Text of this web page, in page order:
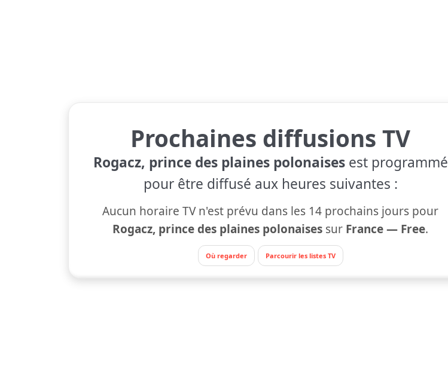
Prochaines diffusions TV
Rogacz, prince des plaines polonaisesest programmé
pour être diffusé aux heures suivantes :
Aucun horaire TV n'est prévu dans les 14 prochains jours pour
Rogacz, prince des plaines polonaises sur France — Free.
Où regarder Parcourir les listes TV